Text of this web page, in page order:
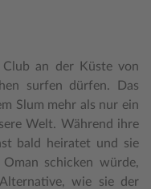
Club an der Küste von
surfen dürfen. Das
Slum mehr als nur ein
Welt. Während ihre
bald heiratet und sie
schicken würde,
wie sie der